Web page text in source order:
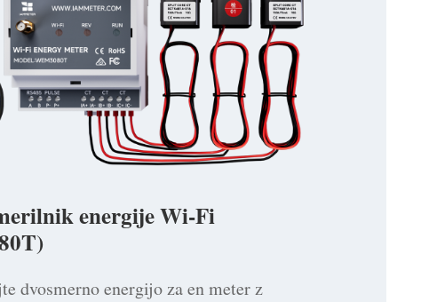
energije Wi-Fi
dvosmerno energijo za en meter z